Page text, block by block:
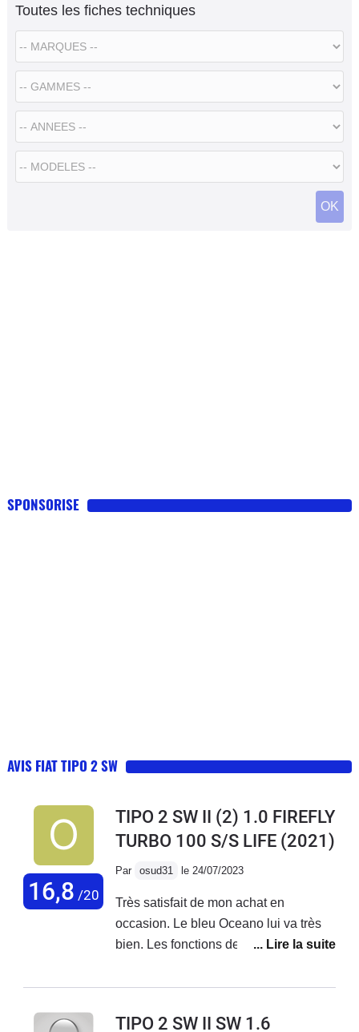
Toutes les fiches techniques
SPONSORISE
AVIS FIAT TIPO 2 SW
16,8 /20
TIPO 2 SW II (2) 1.0 FIREFLY
TURBO 100 S/S LIFE (2021)
Par osud31 le 24/07/2023
Très satisfait de mon achat en
occasion. Le bleu Oceano lui va très
bien. Les fonctions de l'écran sont très
Tomtom, bluetooth, maintien de
panneaux etc... et surtout pas de sous-
TIPO 2 SW II SW 1.6